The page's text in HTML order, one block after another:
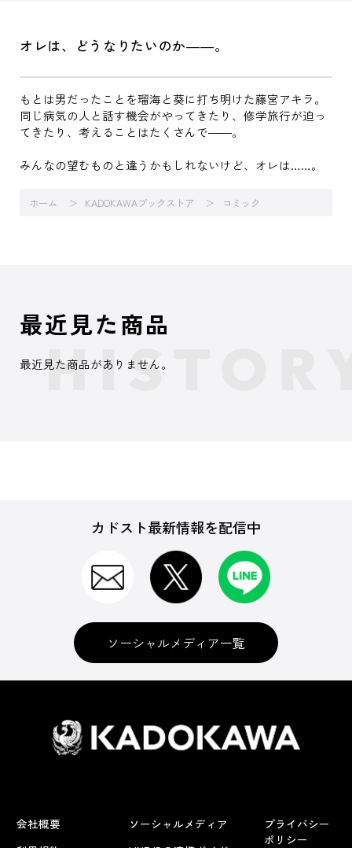
オレは、どうなりたいのか――。
もとは男だったことを瑠海と葵に打ち明けた藤宮アキラ。
同じ病気の人と話す機会がやってきたり、修学旅行が迫っ
てきたり、考えることはたくさんで――。
みんなの望むものと違うかもしれないけど、オレは……。
ホーム KADOKAWAブックストア コミック
最近見た商品
最近見た商品がありません。
カドスト最新情報を配信中
ソーシャルメディア一覧
会社概要
ソーシャルメディア
プライバシー
ポリシー